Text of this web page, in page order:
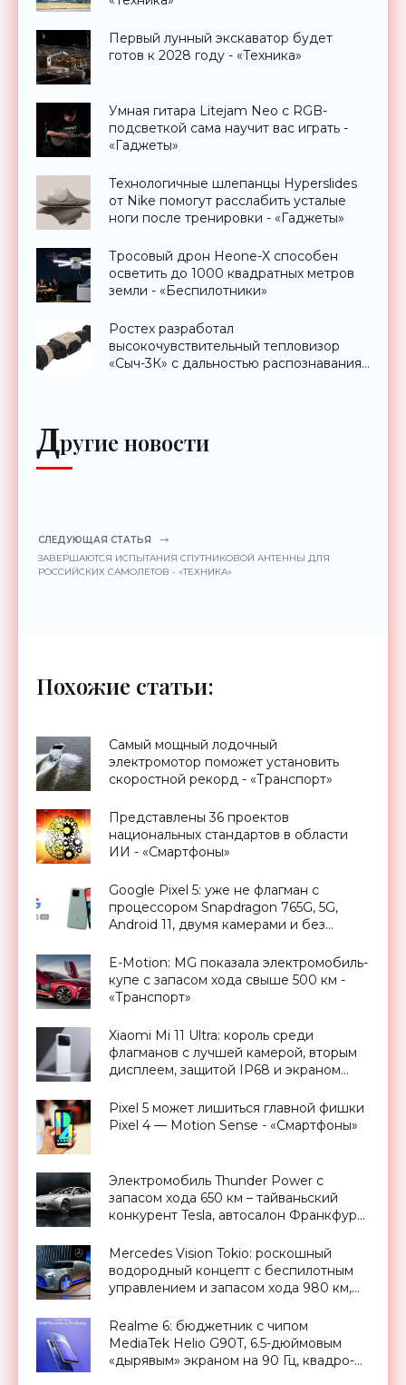
Первый лунный экскаватор будет
готов к 2028 году - «Техника»
Умная гитара Litejam Neo с RGB-
подсветкой сама научит вас играть -
«Гаджеты»
Технологичные шлепанцы Hyperslides
от Nike помогут расслабить усталые
ноги после тренировки - «Гаджеты»
Тросовый дрон Heone-X способен
осветить до 1000 квадратных метров
земли - «Беспилотники»
Ростех разработал
высокочувствительный тепловизор
«Сыч-3К» с дальностью распознавания
Другие новости
СЛЕДУЮЩАЯ СТАТЬЯ
ЗАВЕРШАЮТСЯ ИСПЫТАНИЯ СПУТНИКОВОЙ АНТЕННЫ ДЛЯ
РОССИЙСКИХ САМОЛЕТОВ - «ТЕХНИКА»
Похожие статьи:
Самый мощный лодочный
электромотор поможет установить
скоростной рекорд - «Транспорт»
Представлены 36 проектов
национальных стандартов в области
ИИ - «Смартфоны»
Google Pixel 5: уже не флагман с
процессором Snapdragon 765G, 5G,
Android 11, двумя камерами и без
E-Motion: MG показала электромобиль-
купе с запасом хода свыше 500 км -
«Транспорт»
Xiaomi Mi 11 Ultra: король среди
флагманов с лучшей камерой, вторым
дисплеем, защитой IP68 и экраном
Pixel 5 может лишиться главной фишки
Pixel 4 — Motion Sense - «Смартфоны»
Электромобиль Thunder Power с
запасом хода 650 км – тайваньский
конкурент Tesla, автосалон Франкфурт
Mercedes Vision Tokio: роскошный
водородный концепт с беспилотным
управлением и запасом хода 980 км,
«Транспорт»
Realme 6: бюджетник с чипом
MediaTek Helio G90T, 6.5-дюймовым
«дырявым» экраном на 90 Гц, квадро-